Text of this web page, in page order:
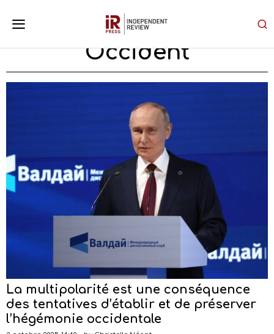
Occident
La multipolarité est une conséquence
des tentatives d’établir et de préserver
l’hégémonie occidentale